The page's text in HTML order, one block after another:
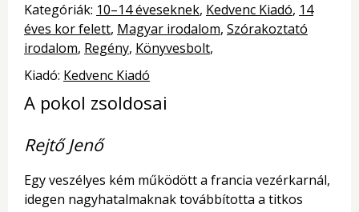
Kategóriák: 10–14 éveseknek Kedvenc Kiadó 14
éves kor felett Magyar irodalom Szórakoztató
irodalom Regény Könyvesbolt
Kiadó: Kedvenc Kiadó
A pokol zsoldosai
Rejtő Jenő
Egy veszélyes kém működött a francia vezérkarnál,
idegen nagyhatalmaknak továbbította a titkos